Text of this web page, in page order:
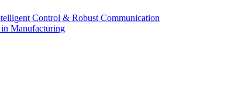
Control & Robust Communication
Manufacturing